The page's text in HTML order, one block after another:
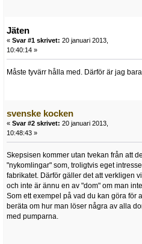
Jäten
« Svar #1 skrivet: 20 januari 2013,
10:40:14 »
Måste tyvärr hålla med. Därför är jag bara
svenske kocken
« Svar #2 skrivet: 20 januari 2013,
10:48:43 »
Skepsisen kommer utan tvekan från att
"nykomlingar" som, troligtvis eget
fabrikatet. Därför gäller det att verkligen
och inte är ännu en av "dom" om man
Som ett exempel på vad du kan göra för
beräta om hur man löser några av alla
med pumparna.